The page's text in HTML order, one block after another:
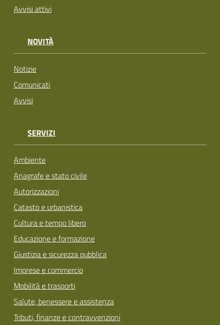
Avvisi attivi
NOVITÀ
Notizie
Comunicati
Avvisi
SERVIZI
Ambiente
Anagrafe e stato civile
Autorizzazioni
Catasto e urbanistica
Cultura e tempo libero
Educazione e formazione
Giustizia e sicurezza pubblica
Imprese e commercio
Mobilità e trasporti
Salute, benessere e assistenza
Tributi, finanze e contravvenzioni